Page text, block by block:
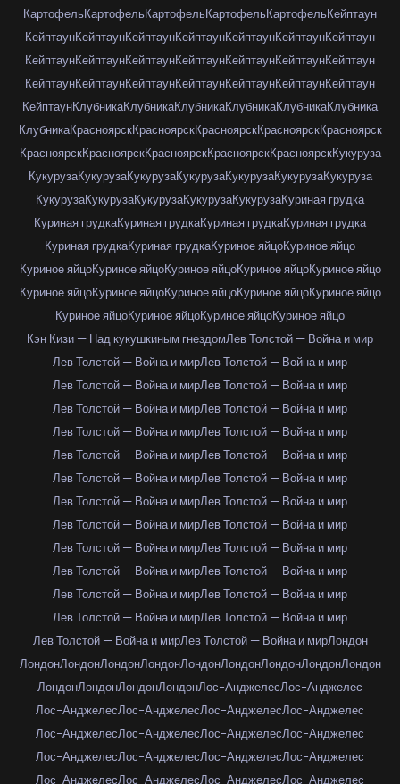
КартофельКартофельКартофельКартофельКартофельКейптаун
КейптаунКейптаунКейптаунКейптаунКейптаунКейптаунКейптаун
КейптаунКейптаунКейптаунКейптаунКейптаунКейптаунКейптаун
КейптаунКейптаунКейптаунКейптаунКейптаунКейптаунКейптаун
КейптаунКлубникаКлубникаКлубникаКлубникаКлубникаКлубника
КлубникаКрасноярскКрасноярскКрасноярскКрасноярскКрасноярск
КрасноярскКрасноярскКрасноярскКрасноярскКрасноярскКукуруза
КукурузаКукурузаКукурузаКукурузаКукурузаКукурузаКукуруза
КукурузаКукурузаКукурузаКукурузаКукурузаКуриная грудка
Куриная грудкаКуриная грудкаКуриная грудкаКуриная грудка
Куриная грудкаКуриная грудкаКуриное яйцоКуриное яйцо
Куриное яйцоКуриное яйцоКуриное яйцоКуриное яйцоКуриное яйцо
Куриное яйцоКуриное яйцоКуриное яйцоКуриное яйцоКуриное яйцо
Куриное яйцоКуриное яйцоКуриное яйцоКуриное яйцо
Кэн Кизи — Над кукушкиным гнездомЛев Толстой — Война и мир
Лев Толстой — Война и мирЛев Толстой — Война и мир
Лев Толстой — Война и мирЛев Толстой — Война и мир
Лев Толстой — Война и мирЛев Толстой — Война и мир
Лев Толстой — Война и мирЛев Толстой — Война и мир
Лев Толстой — Война и мирЛев Толстой — Война и мир
Лев Толстой — Война и мирЛев Толстой — Война и мир
Лев Толстой — Война и мирЛев Толстой — Война и мир
Лев Толстой — Война и мирЛев Толстой — Война и мир
Лев Толстой — Война и мирЛев Толстой — Война и мир
Лев Толстой — Война и мирЛев Толстой — Война и мир
Лев Толстой — Война и мирЛев Толстой — Война и мир
Лев Толстой — Война и мирЛев Толстой — Война и мир
Лев Толстой — Война и мирЛев Толстой — Война и мирЛондон
ЛондонЛондонЛондонЛондонЛондонЛондонЛондонЛондонЛондон
ЛондонЛондонЛондонЛондонЛос-АнджелесЛос-Анджелес
Лос-АнджелесЛос-АнджелесЛос-АнджелесЛос-Анджелес
Лос-АнджелесЛос-АнджелесЛос-АнджелесЛос-Анджелес
Лос-АнджелесЛос-АнджелесЛос-АнджелесЛос-Анджелес
Лос-АнджелесЛос-АнджелесЛос-АнджелесЛос-Анджелес